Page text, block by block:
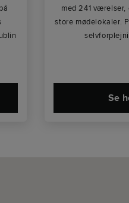
med 241
store mødelokaler.
Se